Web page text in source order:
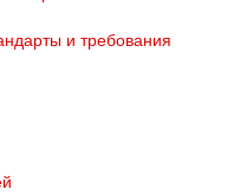
и требования